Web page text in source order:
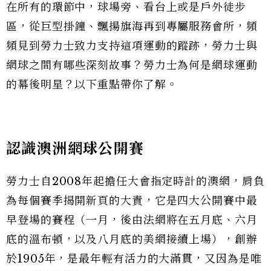
在所有的環節中，球場旁、看台上或是戶外徒步
區，從巨型掛鐘、飄揚旗海再到專屬服務會所，頻
頻見到勞力士致力支持這項運動的蹤跡，勞力士與
網球之間有哪些深刻故事？勞力士為何是網球運動
的幕後明星？以下重點帶你了解。
認識澳洲網球公開賽
勞力士自2008年起擔任大會指定時計的澳網，肩負
為每個賽季揭開新頁的大責，它是四大公開賽中最
早登場的賽程（一月，後由法網將在五月底、六月
底的溫布頓，以及八月底的美網接續上場），創辦
於1905年，是最年輕有活力的大滿貫，又因為是唯